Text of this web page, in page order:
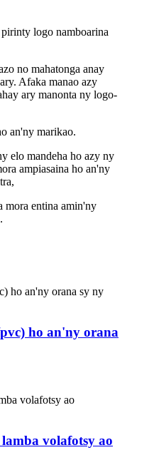
logo namboarina
no mahatonga anay
Afaka manao azy
ary manonta ny logo-
an'ny marikao.
elo mandeha ho azy ny
ampiasaina ho an'ny
entina amin'ny
ho an'ny orana
volafotsy ao